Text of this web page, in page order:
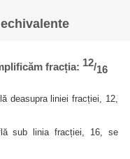
fracția: 12/16
deasupra liniei fracției, 12,
sub linia fracției, 16, se